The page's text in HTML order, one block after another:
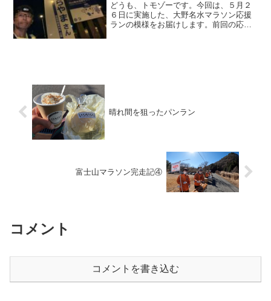
どうも、トモゾーです。今回は、５月２
６日に実施した、大野名水マラソン応援
ランの模様をお届けします。前回の応援
晴れ間を狙ったパンラン
富士山マラソン完走記④
コメント
コメントを書き込む